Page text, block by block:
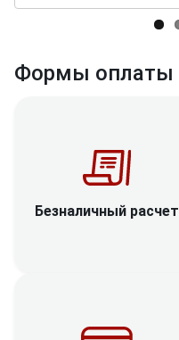
Формы оплаты
Безналичный расчет